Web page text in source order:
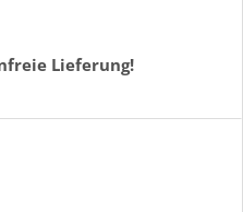
Lieferung!